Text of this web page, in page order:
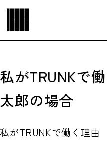
私がTRUNKで
太郎の場合
私がTRUNKで働く理由